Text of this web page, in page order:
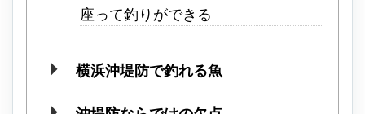
座って釣りができる
横浜沖堤防で釣れる魚